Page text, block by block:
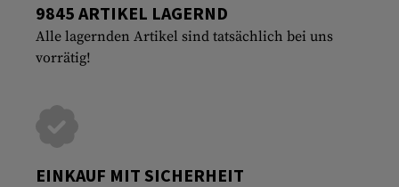
9845 ARTIKEL LAGERND
Alle lagernden Artikel sind tatsächlich bei uns
vorrätig!
EINKAUF MIT SICHERHEIT